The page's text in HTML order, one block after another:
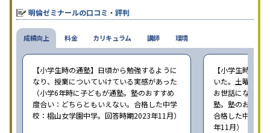
明倫ゼミナールの口コミ・評判
成績向上
【小学生時の通塾】日頃から勉強するように
なり、授業についていけている実感があった
（小学6年時に子どもが通塾。塾のおすすめ
度合い：どちらともいえない。合格した中学
校：椙山女学園中学。回答時期2023年11月）
【小学生時の通
いた。土曜ゼミ
お世話になった
塾。塾のおすす
合格した中学校
年11月）
料金 カリキュラム 講師 環境